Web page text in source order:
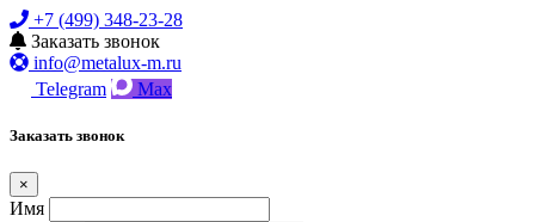
+7 (499) 348-23-28
Заказать звонок
info@metalux-m.ru
Telegram
Max
Заказать звонок
×
Имя